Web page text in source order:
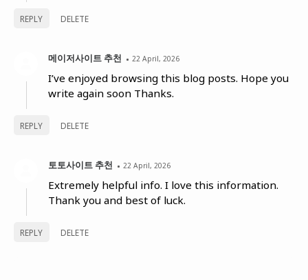
REPLY DELETE
메이저사이트 추천 22 April, 2026
I’ve enjoyed browsing this blog posts. Hope you
write again soon Thanks.
REPLY DELETE
토토사이트 추천 22 April, 2026
Extremely helpful info. I love this information.
Thank you and best of luck.
REPLY DELETE